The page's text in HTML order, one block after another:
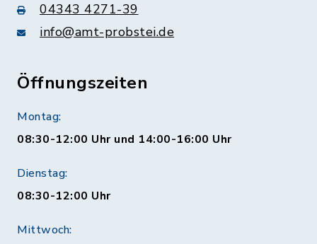
04343 4271-39
info@amt-probstei.de
Öffnungszeiten
Montag:
08:30-12:00 Uhr und 14:00-16:00 Uhr
Dienstag:
08:30-12:00 Uhr
Mittwoch: